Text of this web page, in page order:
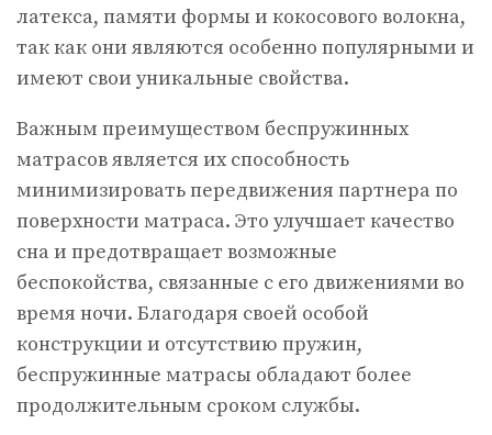
латекса, памяти формы и кокосового волокна,
так как они являются особенно популярными и
имеют свои уникальные свойства.
Важным преимуществом беспружинных
матрасов является их способность
минимизировать передвижения партнера по
поверхности матраса. Это улучшает качество
сна и предотвращает возможные
беспокойства, связанные с его движениями во
время ночи. Благодаря своей особой
конструкции и отсутствию пружин,
беспружинные матрасы обладают более
продолжительным сроком службы.